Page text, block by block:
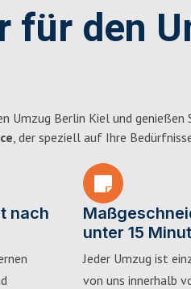
für den
Umzug Berlin Kiel und genießen
, der speziell auf Ihre
nach
unter 15
Jeder Umzug ist
von uns innerhalb